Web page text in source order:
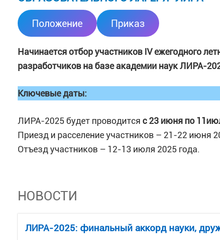
Положение Приказ
Начинается отбор участников IV ежегодного
разработчиков на базе академии наук ЛИРА-
Ключевые даты:
ЛИРА-2025 будет проводится с 23 июня по
Приезд и расселение участников – 21-22 июня
Отъезд участников – 12-13 июля 2025 года.
НОВОСТИ
ЛИРА-2025: финальный аккорд науки,